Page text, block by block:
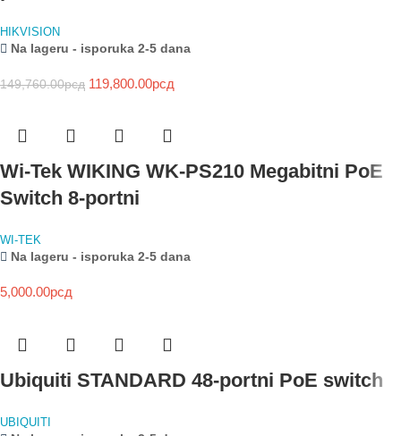
HIKVISION
Na lageru - isporuka 2-5 dana
149,760.00рсд 119,800.00рсд
Wi-Tek WIKING WK-PS210 Megabitni PoE
Switch 8-portni
WI-TEK
Na lageru - isporuka 2-5 dana
5,000.00рсд
Ubiquiti STANDARD 48-portni PoE switch
UBIQUITI